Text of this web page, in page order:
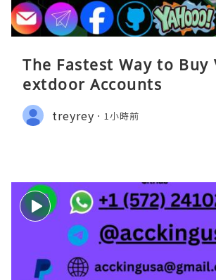
The Fastest Way to Buy
extdoor Accounts
treyrey 1小時前